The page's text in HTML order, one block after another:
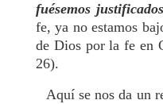
fuésemos
fe, ya no estamos
de Dios por la fe en
26).
Aquí se nos da un